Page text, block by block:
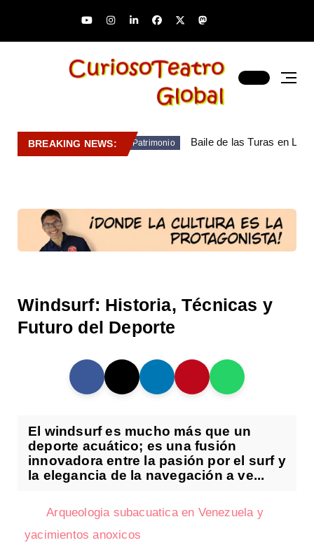
BREAKING NEWS: Patrimonio Baile de las Turas en
Windsurf: Historia, Técnicas y
Futuro del Deporte
El windsurf es mucho más que un
deporte acuático; es una fusión
innovadora entre la pasión por el surf y
la elegancia de la navegación a ve...
Arqueologia subacuatica en Venezuela y
yacimientos anoxicos